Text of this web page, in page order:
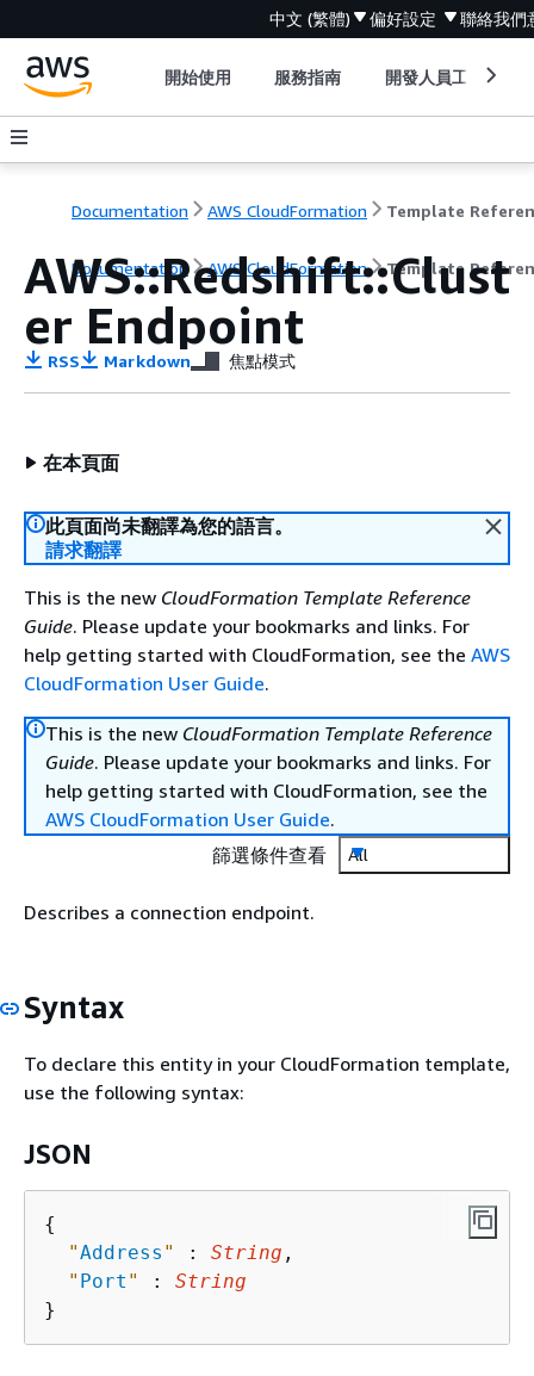
中文 (繁體) 偏好設定 聯絡我們
開始使用 服務指南 開發人員工具
Documentation AWS CloudFormation Template
Documentation AWS CloudFormation Template
AWS::Redshift::Clust
er Endpoint
RSS Markdown 焦點模式
在本頁面
此頁面尚未翻譯為您的語言。
請求翻譯
This is the new CloudFormation Template Reference
Guide. Please update your bookmarks and links. For
help getting started with CloudFormation, see the AWS
CloudFormation User Guide.
This is the new CloudFormation Template Reference
Guide. Please update your bookmarks and links. For
help getting started with CloudFormation, see the
AWS CloudFormation User Guide.
篩選條件查看
All
Describes a connection endpoint.
Syntax
To declare this entity in your CloudFormation template,
use the following syntax:
JSON
{
"Address " : String ,
" Port " : String